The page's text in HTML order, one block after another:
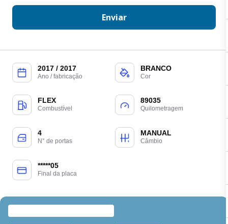
2017 / 2017
Ano / fabricação
BRANCO
Cor
FLEX
Combustível
89035
Quilometragem
4
N° de portas
MANUAL
Câmbio
*****05
Final da placa
Enviar